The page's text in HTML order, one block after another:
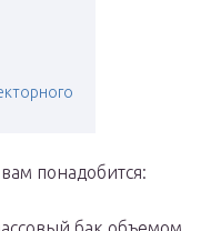
понадобится: